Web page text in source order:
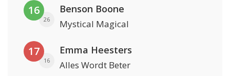
16
26
Benson Boone
Mystical Magical
17
16
Emma Heesters
Alles Wordt Beter